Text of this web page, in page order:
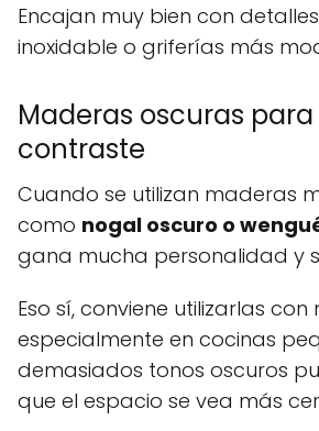
Encajan muy bien con
inoxidable o griferías más
Maderas oscuras
contraste
Cuando se utilizan maderas
como nogal oscuro o
gana mucha personalidad y
Eso sí, conviene utilizarlas
especialmente en cocinas
demasiados tonos oscuros
que el espacio se vea más